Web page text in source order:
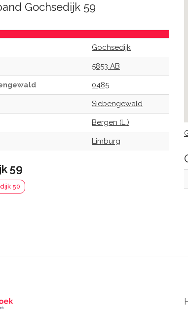
Gochsedijk 59
Gochsedijk
5853 AB
0485
Siebengewald
Bergen (L.)
Limburg
59
50